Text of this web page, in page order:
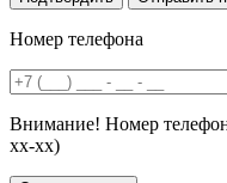
Номер телефона
Внимание! Номер
хх-хх)